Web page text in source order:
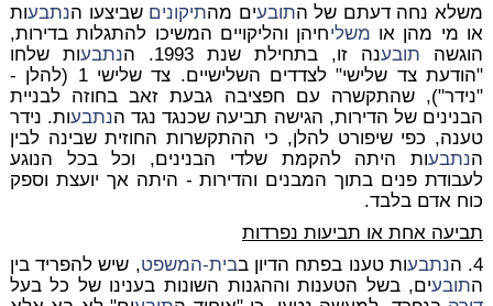
משלא נחה דעתם של התובעים מהתיקונים שביצעו הנתבעות
או מי מהן או משליחיהן והליקויים המשיכו להתגלות בדירות,
הוגשה תובענה זו, בתחילת שנת 1993. ה נתבעות שלחו
"הודעת צד שלישי" לצדדים השלישיים. צד שלישי 1 (להלן -
"נידר"), שהתקשרה עם חפציבה גבעת זאב בחוזה לבניית
הבנינים של הדירות, הגישה תביעה שכנגד נגד הנתבעות. נידר
טענה, כפי שיפורט להלן, כי ההתקשרות החוזית שבינה לבין
הנתבעות היתה להקמת שלדי הבנינים, וכל בכל הנוגע
לעבודת פנים בתוך המבנים והדירות - היתה אך יועצת וספק
כוח אדם בלבד.
תביעה אחת או תביעות נפרדות
4. ה
נתבעות טענו בפתח הדיון בבית-המשפט, שיש להפריד בין
התובעים, בשל הטענות וההגנות השונות בענינו של כל בעל